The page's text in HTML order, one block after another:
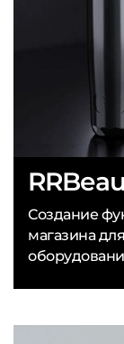
Создание
магазина